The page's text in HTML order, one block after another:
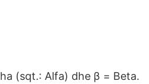
(sqt.: Alfa) dhe β = Beta.